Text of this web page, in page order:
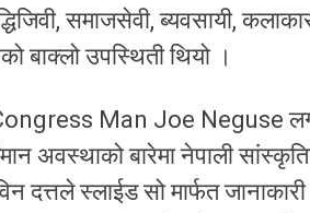
समाजसेवी, ब्यवसायी,
बाक्लो उपस्थिती थियो ।
Man Joe Neguse
अवस्थाको बारेमा नेपाली
दत्तले स्लाईड सो मार्फत